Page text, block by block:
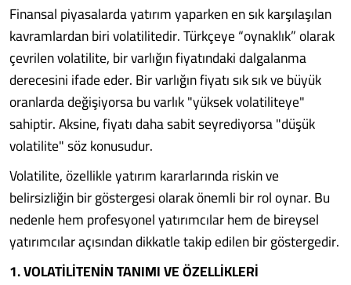
Finansal piyasalarda yatırım yaparken en sık karşılaşılan
kavramlardan biri volatilitedir. Türkçeye “oynaklık” olarak
çevrilen volatilite, bir varlığın fiyatındaki dalgalanma
derecesini ifade eder. Bir varlığın fiyatı sık sık ve büyük
oranlarda değişiyorsa bu varlık "yüksek volatiliteye"
sahiptir. Aksine, fiyatı daha sabit seyrediyorsa "düşük
volatilite" söz konusudur.
Volatilite, özellikle yatırım kararlarında riskin ve
belirsizliğin bir göstergesi olarak önemli bir rol oynar. Bu
nedenle hem profesyonel yatırımcılar hem de bireysel
yatırımcılar açısından dikkatle takip edilen bir göstergedir.
1. VOLATİLİTENİN TANIMI VE ÖZELLİKLERİ